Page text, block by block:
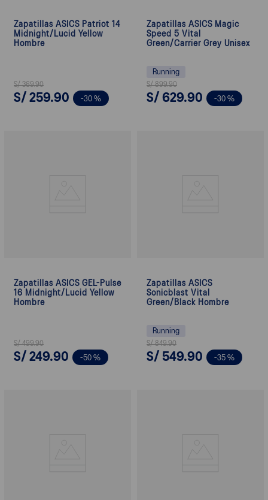
Zapatillas ASICS Patriot 14
Midnight/Lucid Yellow
Hombre
S/ 369.90
S/ 259.90 -30 %
Zapatillas ASICS Magic
Speed 5 Vital
Green/Carrier Grey Unisex
Running
S/ 899.90
S/ 629.90 -30 %
Zapatillas ASICS GEL-Pulse
16 Midnight/Lucid Yellow
Hombre
S/ 499.90
S/ 249.90 -50 %
Zapatillas ASICS
Sonicblast Vital
Green/Black Hombre
Running
S/ 849.90
S/ 549.90 -35 %